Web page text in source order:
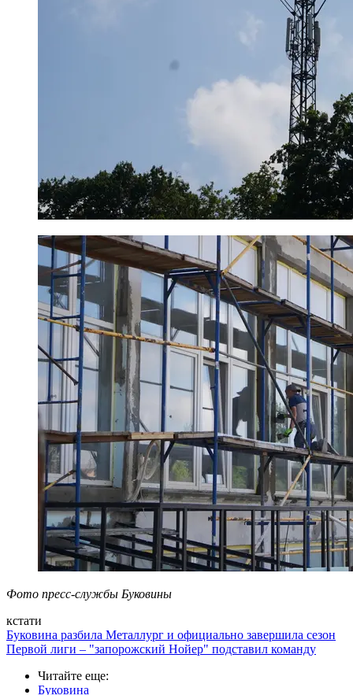
Фото пресс-службы Буковины
кстати
Буковина разбила Металлург и официально завершила сезон
Первой лиги – "запорожский Нойер" подставил команду
Читайте еще:
Буковина